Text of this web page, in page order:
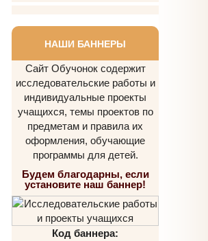
НАШИ БАННЕРЫ
Сайт Обучонок содержит
исследовательские работы и
индивидуальные проекты
учащихся, темы проектов по
предметам и правила их
оформления, обучающие
программы для детей.
Будем благодарны, если
установите наш баннер!
Код баннера: